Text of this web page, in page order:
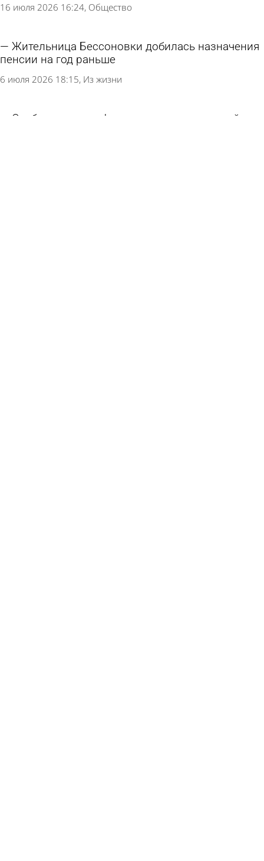
16 июля 2026 16:24 Общество
Жительница Бессоновки добилась назначения
пенсии на год раньше
6 июля 2026 18:15 Из жизни
Опубликован график перечисления пенсий и